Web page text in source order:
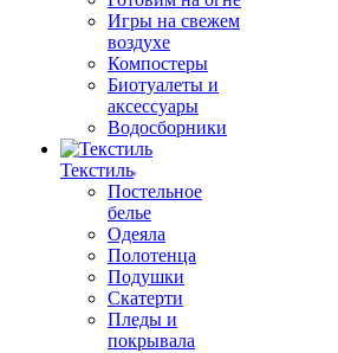
Игры на свежем
воздухе
Компостеры
Биотуалеты и
аксессуары
Водосборники
Текстиль
Постельное
белье
Одеяла
Полотенца
Подушки
Скатерти
Пледы и
покрывала